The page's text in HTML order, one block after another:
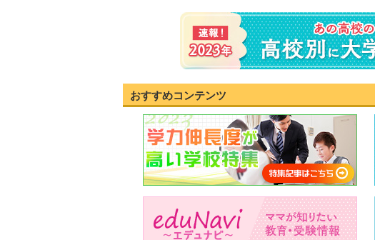
おすすめコンテンツ